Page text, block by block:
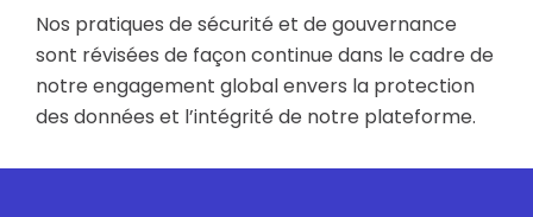
Nos pratiques de sécurité et de gouvernance
sont révisées de façon continue dans le cadre de
notre engagement global envers la protection
des données et l’intégrité de notre plateforme.